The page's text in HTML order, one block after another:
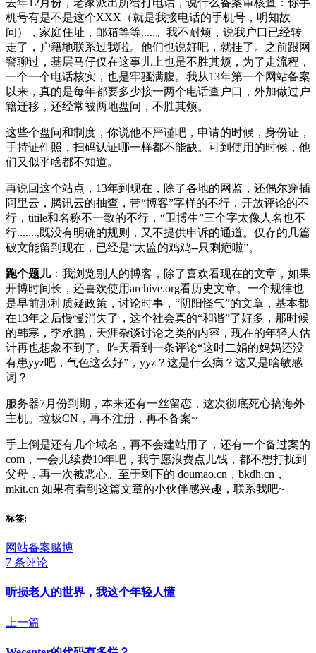
机号有是不是这个XXX（就是我接电话的手机号，明知故
问），家庭住址，邮箱等等.....。我不耐烦，说我户口已经转
走了，户籍地联系过我啦。他们也说好吧，就挂了。之前跟网
警聊过，基层马仔仅在这事儿上也是不胜其烦，为了走流程，
一个一个电话核实，也是牢骚满腹。我从13年第一个网站备案
以来，真的是每年都要多少接一两个电话查户口，外加做过户
籍迁移，还经常被两地盘问，不胜其烦。
这些个盘问和制度，你说他不严谨吧，申请的时候，身份证，
手持证件照，扫码认证哪一样都不能缺。可到使用的时候，他
们又似乎啥都不知道。
再说回这个站点，13年到现在，除了各地的网监，还偶尔穿插
阿里云，腾讯云的抽查，带“博客”字样的不行，开放评论的不
行，titile和名称不一致的不行，“卫博生”三个字太像人名也不
行.......,既没有明确的规则，又不提供申诉的通道。仅存的几篇
破文能留到现在，已经是“太监的鸡鸡--只剩疤啦”。
跑个题儿：我浏览别人的博客，除了喜欢看现在的文章，如果
开博时间长，还喜欢使用archive.org看历史文章。一个规律也
是早前那种质疑政策，讨论时事，“阴阳怪气”的文章，基本都
在13年之后慢慢消失了，这个社会真的“和谐”了好多，那时候
的韩寒，李承鹏，天涯杂谈讨论之类的内容，现在的年轻人估
计再也想象不到了。昨天看到一条评论“这时二娟的妈妈还没
有患yyz吧，气色这么好”，yyz？这是什么病？这又是啥敏感
词？
服务器7月份到期，本来还有一丝留恋，这次彻底死心搞海外
主机。垃圾CN，再不注册，再不备案~
手上倒是还有几个域名，再不会建站用了，还有一个备过案的
com，一会儿续费10年吧，我宁愿浪费点儿钱，都不想打扰到
父母，再一次被恶心。至于剩下的 doumao.cn，bkdh.cn，
mkit.cn 如果有看到这篇文章的小伙伴感兴趣，联系我吧~
标签:
网站备案赌博
7 条评论
听损老人的世界，我这个年轻人懂
上一篇